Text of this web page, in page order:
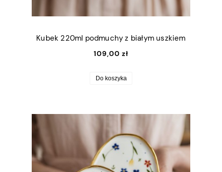
Kubek 220ml podmuchy z białym uszkiem
109,00 zł
Do koszyka